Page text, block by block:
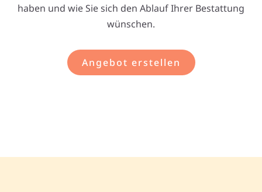
haben und wie Sie sich den Ablauf Ihrer Bestattung
wünschen.
Angebot erstellen